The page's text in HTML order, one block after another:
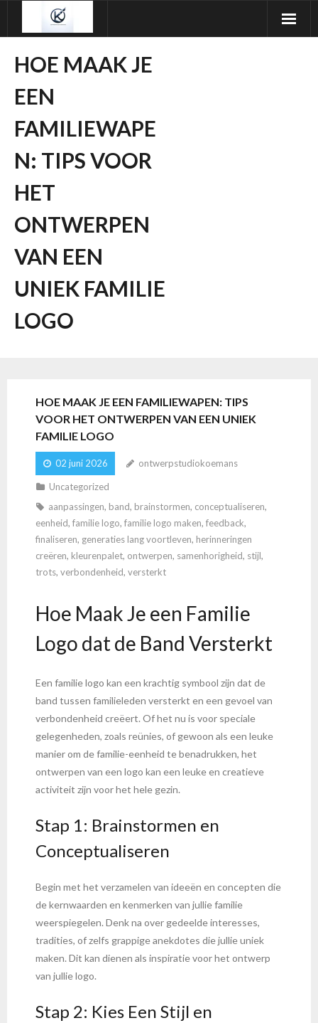
inhoudHOE MAAK JE
EEN
FAMILIEWAPE
N: TIPS VOOR
HET
ONTWERPEN
VAN EEN
UNIEK FAMILIE
LOGO
HOE MAAK JE EEN FAMILIEWAPEN: TIPS
VOOR HET ONTWERPEN VAN EEN UNIEK
FAMILIE LOGO
02 juni 2026 ontwerpstudiokoemans
Uncategorized
aanpassingen, band, brainstormen, conceptualiseren,
eenheid, familie logo, familie logo maken, feedback,
finaliseren, generaties lang voortleven, herinneringen
creëren, kleurenpalet, ontwerpen, samenhorigheid, stijl,
trots, verbondenheid, versterkt
Hoe Maak Je een Familie
Logo dat de Band Versterkt
Een familie logo kan een krachtig symbool zijn dat de
band tussen familieleden versterkt en een gevoel van
verbondenheid creëert. Of het nu is voor speciale
gelegenheden, zoals reünies, of gewoon als een leuke
manier om de familie-eenheid te benadrukken, het
ontwerpen van een logo kan een leuke en creatieve
activiteit zijn voor het hele gezin.
Stap 1: Brainstormen en
Conceptualiseren
Begin met het verzamelen van ideeën en concepten die
de kernwaarden en kenmerken van jullie familie
weerspiegelen. Denk na over gedeelde interesses,
tradities, of zelfs grappige anekdotes die jullie uniek
maken. Dit kan dienen als inspiratie voor het ontwerp
van jullie logo.
Stap 2: Kies Een Stijl en